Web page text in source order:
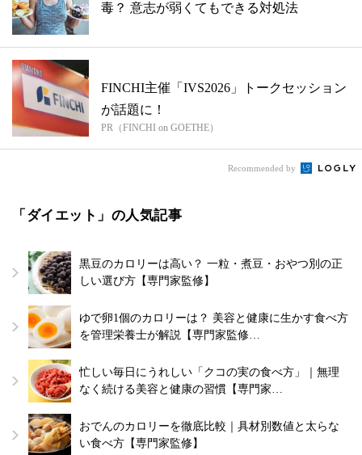
毒？ 意志が弱くてもできる対処法
FINCHI主催「IVS2026」トークセッション
が話題に！
PR（FINCHI on GOETHE）
Recommended by
「ダイエット」の人気記事
黒豆のカロリーは高い？ 一粒・煮豆・おやつ別の正
しい選び方【専門家監修】
ゆで卵1個のカロリーは？ 美容と健康に生かす食べ方
を管理栄養士が解説【専門家監修…
忙しい毎日にうれしい「クコの実の食べ方」｜無理
なく続ける美容と健康の習慣【専門家…
おでんのカロリーを徹底比較｜具材別数値と太らな
い食べ方【専門家監修】